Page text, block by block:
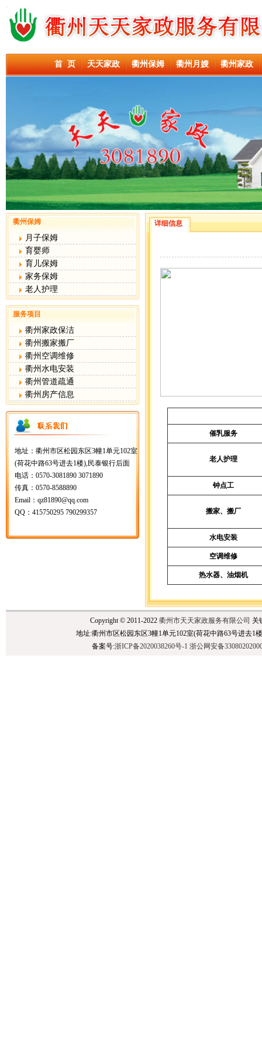
首 页 天天家政 衢州保姆 衢州月嫂 衢州家政
衢州保姆
月子保姆
育婴师
育儿保姆
家务保姆
老人护理
服务项目
衢州家政保洁
衢州搬家搬厂
衢州空调维修
衢州水电安装
衢州管道疏通
衢州房产信息
地址：衢州市区松园东区3幢1单元102室
(荷花中路63号进去1楼),民泰银行后面
电话：0570-3081890 3071890
传真：0570-8588890
Email：qz81890@qq.com
QQ：415750295 790299357
详细信息
催乳服务
老人护理
钟点工
搬家、搬厂
水电安装
空调维修
热水器、油烟机
Copyright © 2011-2022 衢州市天天家政服务有限公司 关
地址:衢州市区松园东区3幢1单元102室(荷花中路63号进去1
备案号:浙ICP备2020038260号-1 浙公网安备